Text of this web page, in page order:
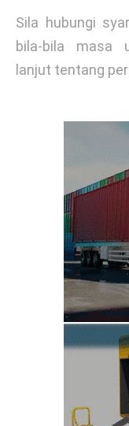
Sila hubungi
bila-bila masa
lanjut tentang